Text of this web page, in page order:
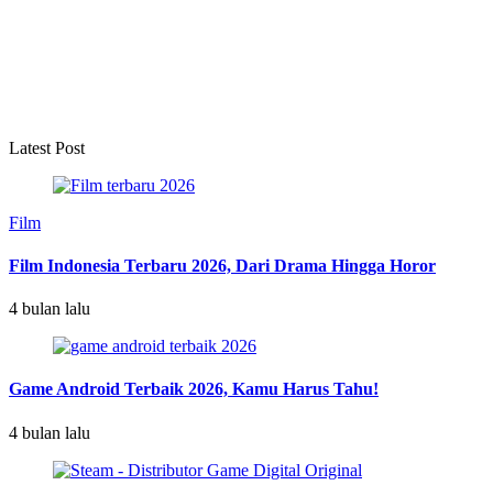
Latest Post
Film
Film Indonesia Terbaru 2026, Dari Drama Hingga Horor
4 bulan lalu
Game Android Terbaik 2026, Kamu Harus Tahu!
4 bulan lalu